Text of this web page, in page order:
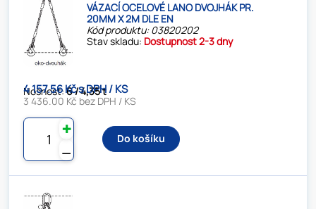
VÁZACÍ OCELOVÉ LANO DVOJHÁK PR.
20MM X 2M DLE EN
Kód produktu: 03820202
Stav skladu: Dostupnost 2-3 dny
Nosnost:6 / 4,35 t
4 157.56 Kč s DPH / KS
3 436.00 Kč bez DPH / KS
⚊
✚
Do košíku